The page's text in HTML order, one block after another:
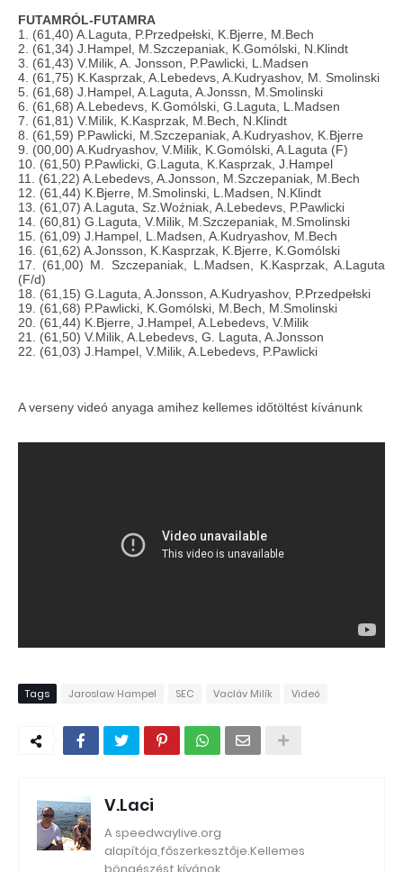
FUTAMRÓL-FUTAMRA
1. (61,40) A.Laguta, P.Przedpełski, K.Bjerre, M.Bech
2. (61,34) J.Hampel, M.Szczepaniak, K.Gomólski, N.Klindt
3. (61,43) V.Milik, A. Jonsson, P.Pawlicki, L.Madsen
4. (61,75) K.Kasprzak, A.Lebedevs, A.Kudryashov, M. Smolinski
5. (61,68) J.Hampel, A.Laguta, A.Jonssn, M.Smolinski
6. (61,68) A.Lebedevs, K.Gomólski, G.Laguta, L.Madsen
7. (61,81) V.Milik, K.Kasprzak, M.Bech, N.Klindt
8. (61,59) P.Pawlicki, M.Szczepaniak, A.Kudryashov, K.Bjerre
9. (00,00) A.Kudryashov, V.Milik, K.Gomólski, A.Laguta (F)
10. (61,50) P.Pawlicki, G.Laguta, K.Kasprzak, J.Hampel
11. (61,22) A.Lebedevs, A.Jonsson, M.Szczepaniak, M.Bech
12. (61,44) K.Bjerre, M.Smolinski, L.Madsen, N.Klindt
13. (61,07) A.Laguta, Sz.Woźniak, A.Lebedevs, P.Pawlicki
14. (60,81) G.Laguta, V.Milik, M.Szczepaniak, M.Smolinski
15. (61,09) J.Hampel, L.Madsen, A.Kudryashov, M.Bech
16. (61,62) A.Jonsson, K.Kasprzak, K.Bjerre, K.Gomólski
17. (61,00) M. Szczepaniak, L.Madsen, K.Kasprzak, A.Laguta
(F/d)
18. (61,15) G.Laguta, A.Jonsson, A.Kudryashov, P.Przedpełski
19. (61,68) P.Pawlicki, K.Gomólski, M.Bech, M.Smolinski
20. (61,44) K.Bjerre, J.Hampel, A.Lebedevs, V.Milik
21. (61,50) V.Milik, A.Lebedevs, G. Laguta, A.Jonsson
22. (61,03) J.Hampel, V.Milik, A.Lebedevs, P.Pawlicki
A verseny videó anyaga amihez kellemes időtöltést kívánunk
Tags Jaroslaw Hampel SEC Vacláv Milík Videó
V.Laci
A speedwaylive.org
alapítója,főszerkesztője.Kellemes